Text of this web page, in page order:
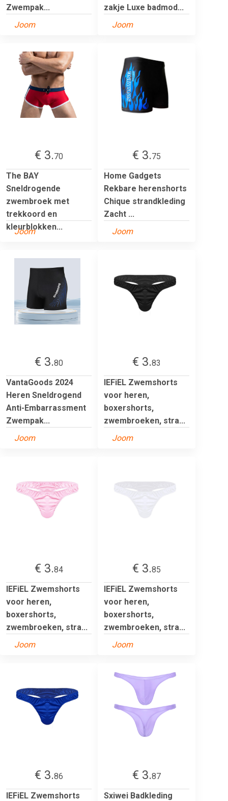
Zwempak...
Joom
zakje Luxe badmod...
Joom
€ 3.70
The BAY
Sneldrogende
zwembroek met
trekkoord en
kleurblokken...
Joom
€ 3.75
Home Gadgets
Rekbare herenshorts
Chique strandkleding
Zacht ...
Joom
€ 3.80
VantaGoods 2024
Heren Sneldrogend
Anti-Embarrassment
Zwempak...
Joom
€ 3.83
IEFiEL Zwemshorts
voor heren,
boxershorts,
zwembroeken, stra...
Joom
€ 3.84
IEFiEL Zwemshorts
voor heren,
boxershorts,
zwembroeken, stra...
Joom
€ 3.85
IEFiEL Zwemshorts
voor heren,
boxershorts,
zwembroeken, stra...
Joom
€ 3.86
IEFiEL Zwemshorts
€ 3.87
Sxiwei Badkleding